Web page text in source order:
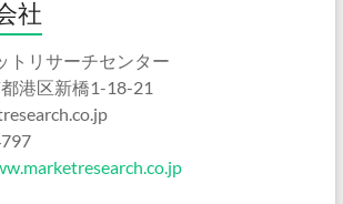
社
トリサーチセンター
港区新橋1-18-21